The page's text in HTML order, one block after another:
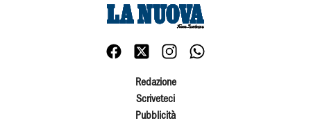
Redazione
Scriveteci
Pubblicità